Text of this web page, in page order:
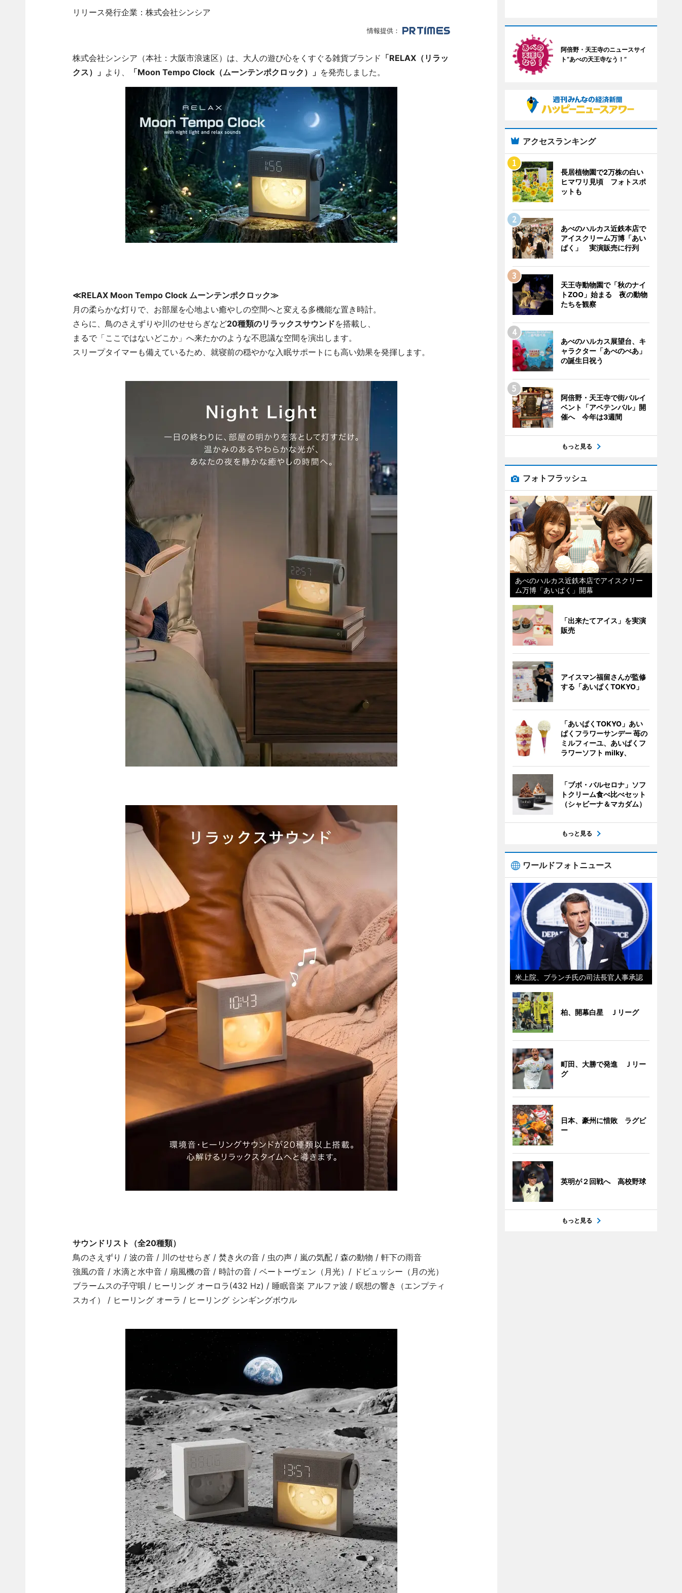
リリース発行企業：株式会社シンシア
情報提供：
株式会社シンシア（本社：大阪市浪速区）は、大人の遊び心をくすぐる雑貨ブランド 「RELAX（リラッ
クス）」 より、 「Moon Tempo Clock（ムーンテンポクロック）」 を発売しました。
≪RELAX Moon Tempo Clock ムーンテンポクロック≫
月の柔らかな灯りで、お部屋を心地よい癒やしの空間へと変える多機能な置き時計。
さらに、鳥のさえずりや川のせせらぎなど20種類のリラックスサウンドを搭載し、
まるで「ここではないどこか」へ来たかのような不思議な空間を演出します。
スリープタイマーも備えているため、就寝前の穏やかな入眠サポートにも高い効果を発揮します。
サウンドリスト（全20種類）
鳥のさえずり / 波の音 / 川のせせらぎ / 焚き火の音 / 虫の声 / 嵐の気配 / 森の動物 / 軒下の雨音
強風の音 / 水滴と水中音 / 扇風機の音 / 時計の音 / ベートーヴェン（月光）/ ドビュッシー（月の光）
ブラームスの子守唄 / ヒーリング オーロラ(432 Hz) / 睡眠音楽 アルファ波 / 瞑想の響き（エンプティ
スカイ） / ヒーリング オーラ / ヒーリング シンギングボウル
阿倍野・天王寺のニュースサイ
ト“あべの天王寺なう！”
アクセスランキング
長居植物園で2万株の白い
ヒマワリ見頃 フォトスポ
ットも
あべのハルカス近鉄本店で
アイスクリーム万博「あい
ぱく」 実演販売に行列
天王寺動物園で「秋のナイ
トZOO」始まる 夜の動物
たちを観察
あべのハルカス展望台、キ
ャラクター「あべのべあ」
の誕生日祝う
阿倍野・天王寺で街バルイ
ベント「アベテンバル」開
催へ 今年は3週間
もっと見る
フォトフラッシュ
あべのハルカス近鉄本店でアイスクリー
ム万博「あいぱく」開幕
「出来たてアイス」を実演
販売
アイスマン福留さんが監修
する「あいぱくTOKYO」
「あいぱくTOKYO」あい
ぱくフラワーサンデー 苺の
ミルフィーユ、あいぱくフ
ラワーソフト milky、
「ブボ・バルセロナ」ソフ
トクリーム食べ比べセット
（シャビーナ＆マカダム）
もっと見る
ワールドフォトニュース
米上院、ブランチ氏の司法長官人事承認
柏、開幕白星 Ｊリーグ
町田、大勝で発進 Ｊリー
グ
日本、豪州に惜敗 ラグビ
ー
英明が２回戦へ 高校野球
もっと見る